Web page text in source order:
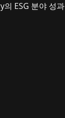
의 ESG 분야 성과